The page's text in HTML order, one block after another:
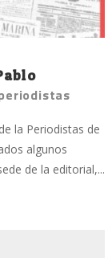
la Periodistas de
algunos
de la editorial,...